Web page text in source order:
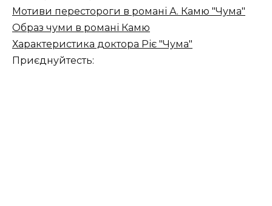
Мотиви перестороги в романі А. Камю "Чума"
Образ чуми в романі Камю
Характеристика доктора Ріє "Чума"
Приєднуйтесть: